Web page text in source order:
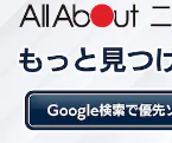
圧倒的な票数を
です。富山湾越
リをはじめとし
（こおり）」と